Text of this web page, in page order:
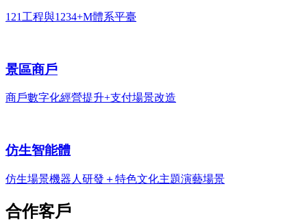
121工程與1234+M體系平臺
景區商戶
商戶數字化經營提升+支付場景改造
仿生智能體
仿生場景機器人研發＋特色文化主題演藝場景
合作客戶